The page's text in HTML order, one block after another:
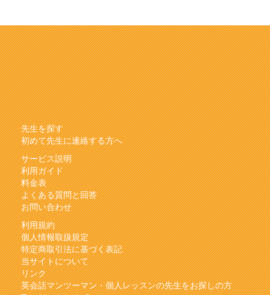
先生を探す
初めて先生に連絡する方へ
サービス説明
利用ガイド
料金表
よくある質問と回答
お問い合わせ
利用規約
個人情報取扱規定
特定商取引法に基づく表記
当サイトについて
リンク
英会話マンツーマン・個人レッスンの先生をお探しの方